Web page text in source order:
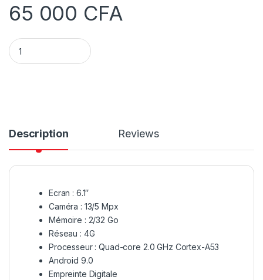
65 000 CFA
Tecno Spark 4 Air / Double SIM - 4G - Ecran 6.1" - Mémoire
Description Reviews
Ecran : 6.1″
Caméra : 13/5 Mpx
Mémoire : 2/32 Go
Réseau : 4G
Processeur : Quad-core 2.0 GHz Cortex-A53
Android 9.0
Empreinte Digitale